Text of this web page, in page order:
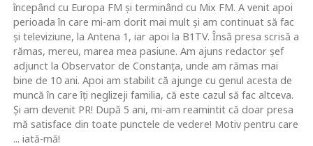
începând cu Europa FM şi terminând cu Mix FM. A venit apoi
perioada în care mi-am dorit mai mult şi am continuat să fac
şi televiziune, la Antena 1, iar apoi la B1TV. Însă presa scrisă a
rămas, mereu, marea mea pasiune. Am ajuns redactor şef
adjunct la Observator de Constanţa, unde am rămas mai
bine de 10 ani. Apoi am stabilit că ajunge cu genul acesta de
muncă în care îţi neglizeji familia, că este cazul să fac altceva.
Şi am devenit PR! După 5 ani, mi-am reamintit că doar presa
mă satisface din toate punctele de vedere! Motiv pentru care
... iată-mă!